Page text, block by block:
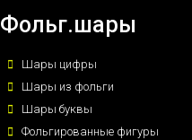
Фольг.шары
Шары цифры
Шары из фольги
Шары буквы
Фольгированные фигуры